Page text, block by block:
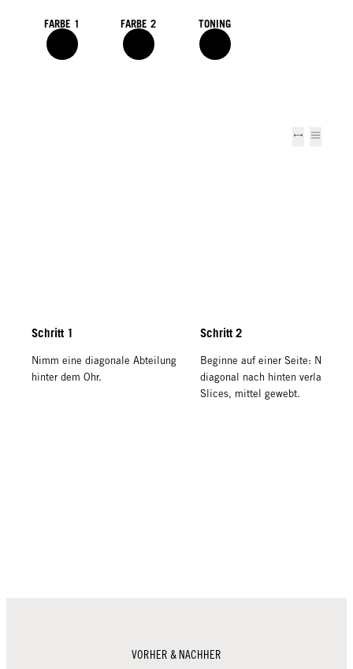
FARBE 1 FARBE 2 TONING
Schritt 1
Nimm eine diagonale Abteilung
hinter dem Ohr.
Schritt 2
Beginne auf einer Seite: Nimm
diagonal nach hinten verlaufende
Slices, mittel gewebt.
VORHER & NACHHER